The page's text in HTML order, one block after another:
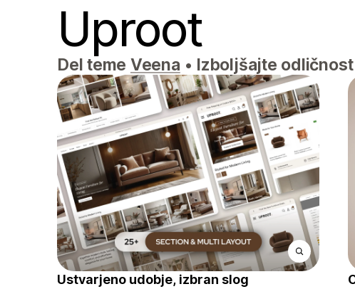
Uproot
Del teme Veena • Izboljšajte
Ustvarjeno udobje, izbran slog